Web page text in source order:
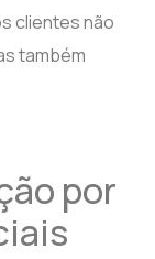
clientes não
também
por